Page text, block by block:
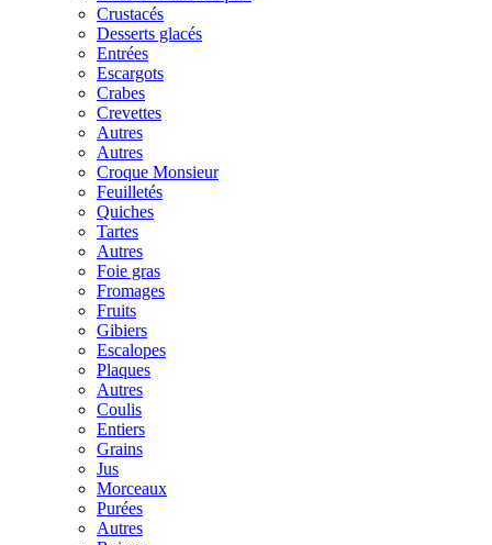
Crustacés
Desserts glacés
Entrées
Escargots
Crabes
Crevettes
Autres
Autres
Croque Monsieur
Feuilletés
Quiches
Tartes
Autres
Foie gras
Fromages
Fruits
Gibiers
Escalopes
Plaques
Autres
Coulis
Entiers
Grains
Jus
Morceaux
Purées
Autres